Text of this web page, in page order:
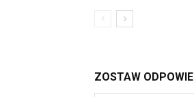
ZOSTAW